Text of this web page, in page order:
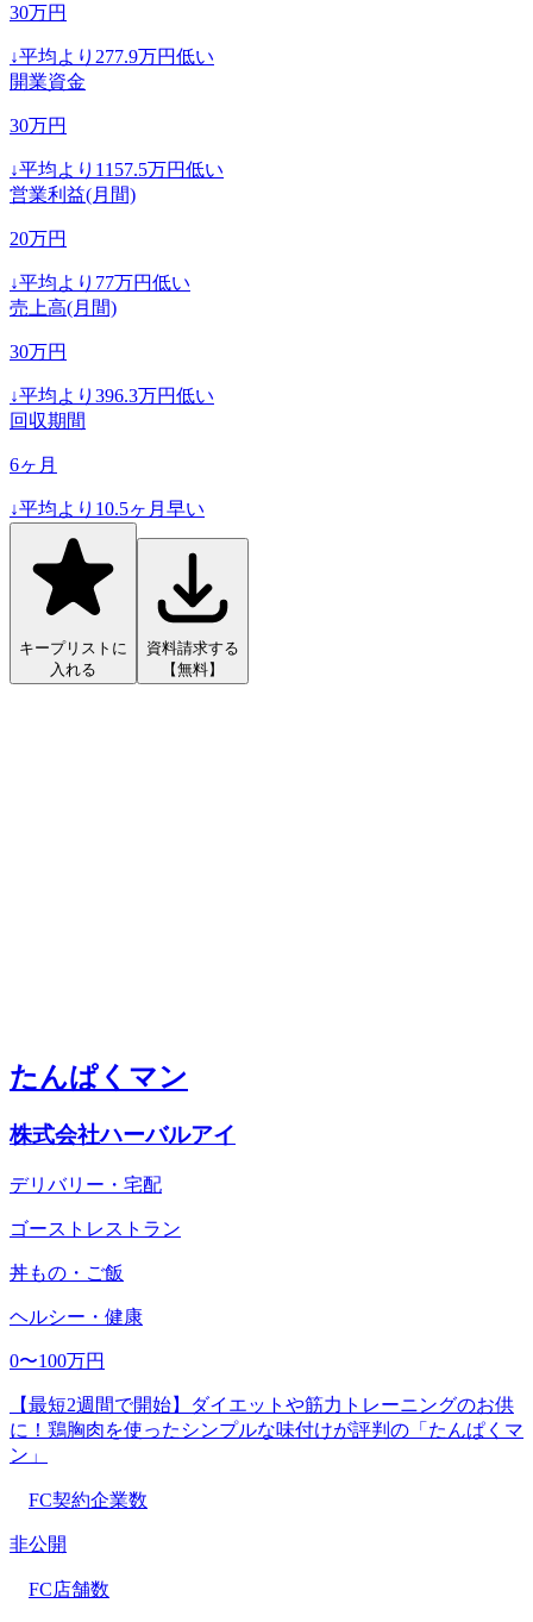
30万円
↓平均より 277.9万円低い
開業資金
30万円
↓平均より 1157.5万円低い
営業利益(月間)
20万円
↓平均より 77万円低い
売上高(月間)
30万円
↓平均より 396.3万円低い
回収期間
6ヶ月
↓平均より 10.5ヶ月早い
キープリストに
入れる
資料請求する
【無料】
たんぱくマン
株式会社ハーバルアイ
デリバリー・宅配
ゴーストレストラン
丼もの・ご飯
ヘルシー・健康
0〜100万円
【最短2週間で開始】ダイエットや筋力トレーニングのお供
に！鶏胸肉を使ったシンプルな味付けが評判の「たんぱくマ
ン」
FC契約企業数
非公開
FC店舗数